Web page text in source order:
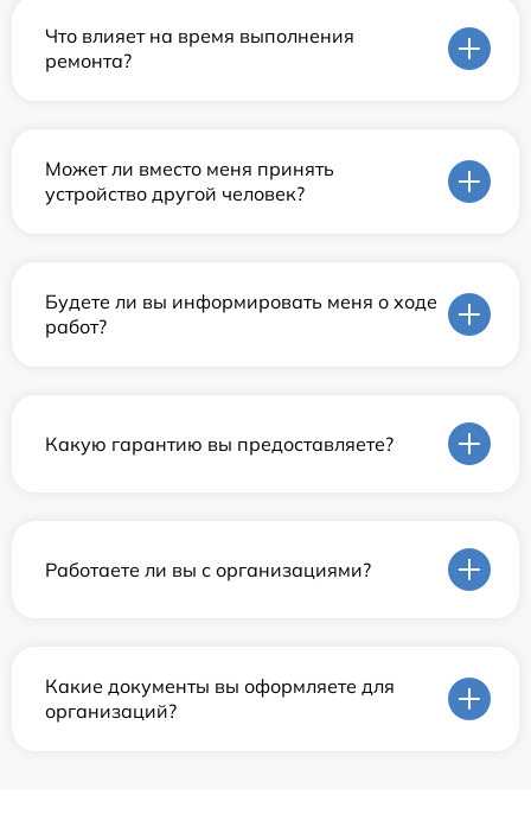
Что влияет на время выполнения
ремонта?
Может ли вместо меня принять
устройство другой человек?
Будете ли вы информировать меня о ходе
работ?
Какую гарантию вы предоставляете?
Работаете ли вы с организациями?
Какие документы вы оформляете для
организаций?